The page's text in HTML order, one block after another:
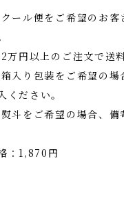
クール便をご希望のお
2万円以上のご注文で送
箱入り包装をご希望の
ください。
熨斗をご希望の場合、備
：1,870円